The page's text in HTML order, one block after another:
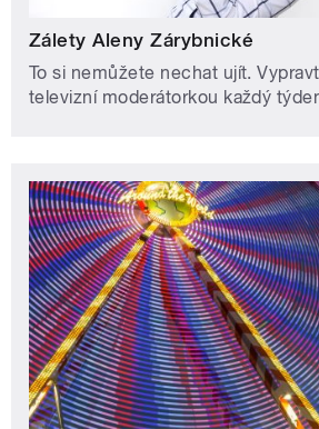
Zálety Aleny Zárybnické
To si nemůžete nechat ujít.
televizní moderátorkou každý